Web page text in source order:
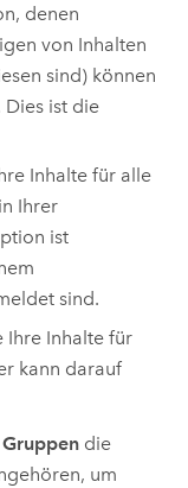
denen
von Inhalten
sind) können
Dies ist die
Inhalte für alle
Ihrer
ist
sind.
Ihre Inhalte für
kann darauf
Gruppen die
um